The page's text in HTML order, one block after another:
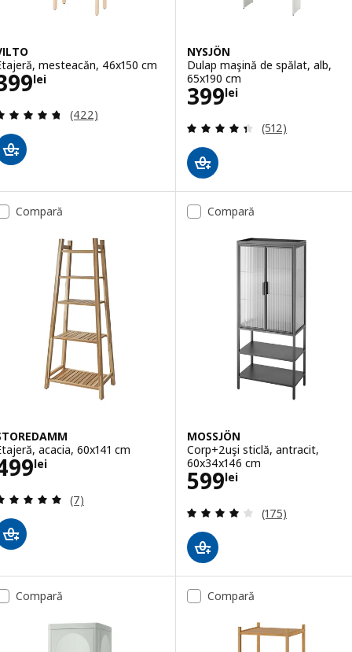
mesteacăn, 46x150 cm
lei
399lei
Evaluare: 4.7 din 5 stele. Total recenzii:
(422)
NYSJÖN
Dulap maşină de spălat, alb,
65x190 cm
399lei
Preţ 399lei
Evaluare: 4.4
(512)
Compară
acacia, 60x141 cm
lei
499lei
Evaluare: 5 din 5 stele. Total recenzii:
(7)
Compară
MOSSJÖN
Corp+2uşi sticlă, antracit,
60x34x146 cm
599lei
Preţ 599lei
Evaluare: 4.1
(175)
Compară Compară